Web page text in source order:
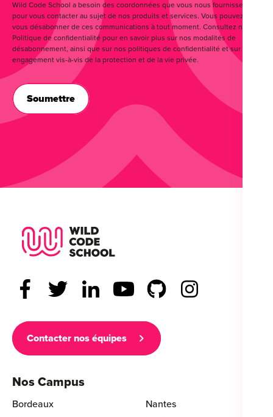
Wild Code School a besoin des coordonnées que vous nous fournissez
pour vous contacter au sujet de nos produits et services. Vous pouvez
vous désabonner de ces communications à tout moment. Consultez notre
Politique de confidentialité pour en savoir plus sur nos modalités de
désabonnement, ainsi que sur nos politiques de confidentialité et sur notre
engagement vis-à-vis de la protection et de la vie privée.
Contacter nos équipes
Nos Campus
Bordeaux
Nantes